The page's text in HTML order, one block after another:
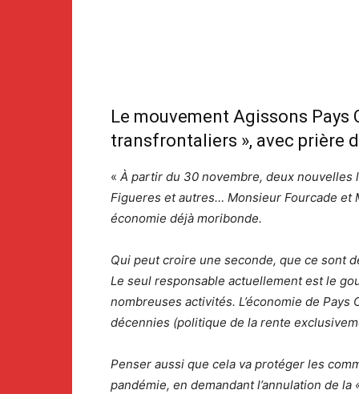
Le mouvement Agissons
transfrontaliers », avec prière
« À partir du 30 novembre, deux
Figueres et autres… Monsieur Fourcade et
économie déjà moribonde.
Qui peut croire une seconde, que ce sont
Le seul responsable actuellement est le
nombreuses activités. L’économie de
décennies (politique de la rente
Penser aussi que cela va protéger les
pandémie, en demandant l’annulation de